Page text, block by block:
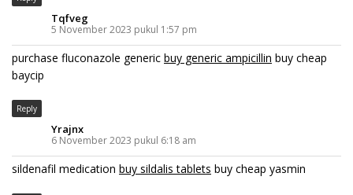
Tqfveg
5 November 2023 pukul 1:57 pm
purchase fluconazole generic buy generic ampicillin buy cheap
baycip
Reply
Yrajnx
6 November 2023 pukul 6:18 am
sildenafil medication buy sildalis tablets buy cheap yasmin